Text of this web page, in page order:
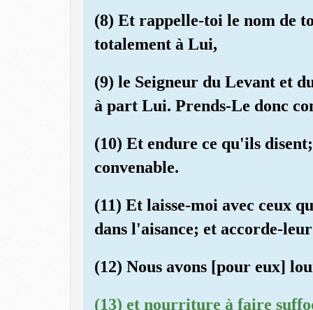
(8) Et rappelle-toi le nom de
totalement à Lui,
(9) le Seigneur du Levant et
à part Lui. Prends-Le donc
(10) Et endure ce qu'ils
convenable.
(11) Et laisse-moi avec ceux
dans l'aisance; et accorde-
(12) Nous avons [pour eux]
(13) et nourriture à faire